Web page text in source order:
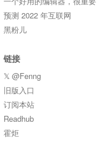
预测 2022 年互联网
黑粉儿
链接
𝕏 @Fenng
旧版入口
订阅本站
Readhub
霍炬